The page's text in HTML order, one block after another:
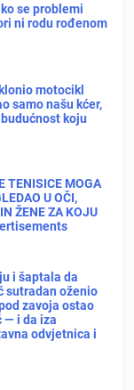
se problemi
ni rodu rođenom
motocikl
samo našu kćer,
koju
TENISICE MOGA
U OČI,
ŽENE ZA KOJU
i šaptala da
sutradan oženio
zavoja ostao
— i da iza
odvjetnica i